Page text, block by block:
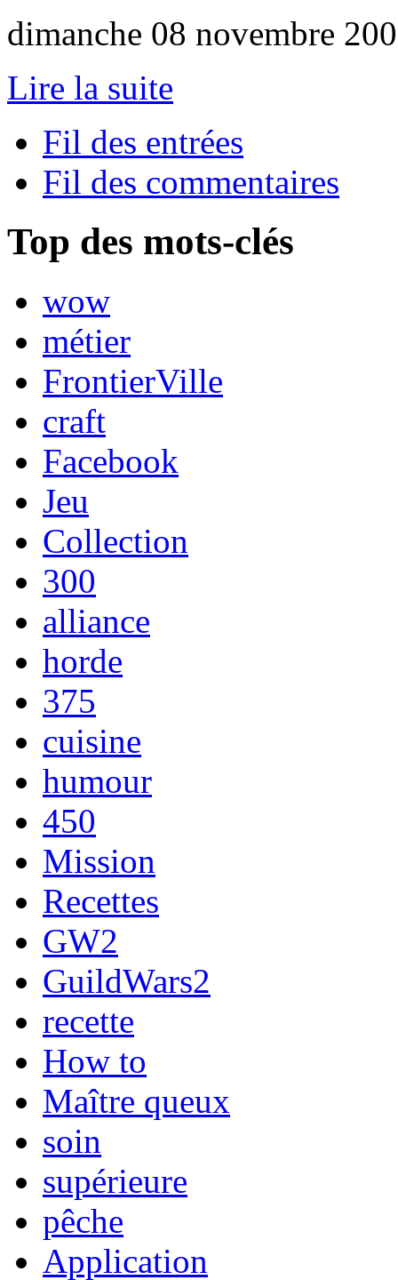
dimanche 08 novembre
Lire la suite
Fil des entrées
Fil des commentaires
Top des mots-clés
wow
métier
FrontierVille
craft
Facebook
Jeu
Collection
300
alliance
horde
375
cuisine
humour
450
Mission
Recettes
GW2
GuildWars2
recette
How to
Maître queux
soin
supérieure
pêche
Application